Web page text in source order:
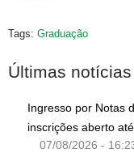
Tags: Graduação
Últimas notícias
Ingresso por Notas
inscrições aberto
07/08/2026 -